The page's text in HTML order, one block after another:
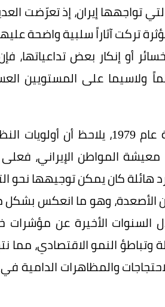
تواجهها إيران، إذ تعرّضت
تركت آثاراً سلبية واضحة
أو إنكار بعض تداعياتها،
ولاسيما على المستويين
وبالنظر إلى واقع إيران منذ وصول نظام الخميني إلى السلطة عام 1979،
المواطن الإيراني،
كان يمكن توجيهها نحو
الأصعدة، وهو ما انعكس بشكل
السنوات الأخيرة عن مؤشرات
وتباطؤ النمو الاقتصادي، مما
والمظاهرات الدامية